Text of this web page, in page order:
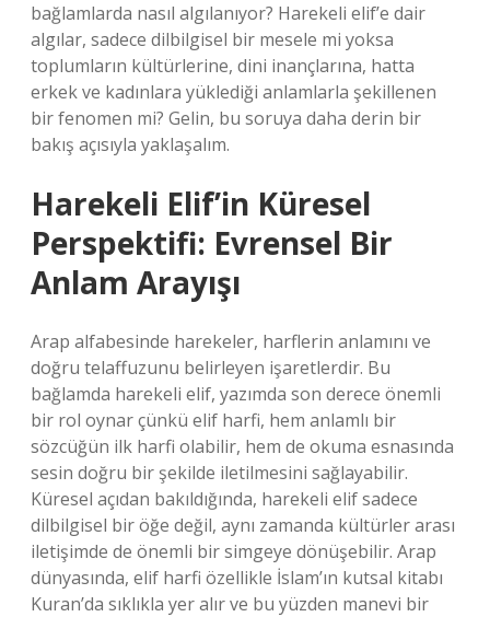
bağlamlarda nasıl algılanıyor? Harekeli elif’e dair
algılar, sadece dilbilgisel bir mesele mi yoksa
toplumların kültürlerine, dini inançlarına, hatta
erkek ve kadınlara yüklediği anlamlarla şekillenen
bir fenomen mi? Gelin, bu soruya daha derin bir
bakış açısıyla yaklaşalım.
Harekeli Elif’in Küresel
Perspektifi: Evrensel Bir
Anlam Arayışı
Arap alfabesinde harekeler, harflerin anlamını ve
doğru telaffuzunu belirleyen işaretlerdir. Bu
bağlamda harekeli elif, yazımda son derece önemli
bir rol oynar çünkü elif harfi, hem anlamlı bir
sözcüğün ilk harfi olabilir, hem de okuma esnasında
sesin doğru bir şekilde iletilmesini sağlayabilir.
Küresel açıdan bakıldığında, harekeli elif sadece
dilbilgisel bir öğe değil, aynı zamanda kültürler arası
iletişimde de önemli bir simgeye dönüşebilir. Arap
dünyasında, elif harfi özellikle İslam’ın kutsal kitabı
Kuran’da sıklıkla yer alır ve bu yüzden manevi bir